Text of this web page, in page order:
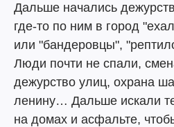
Дальше начались
где-то по ним в город
или "бандеровцы",
Люди почти не спали,
дежурство улиц, охрана
ленину… Дальше искали
на домах и асфальте,